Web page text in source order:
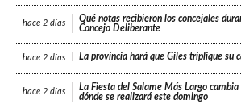
hace 2 días
Qué notas recibieron los concejales
Concejo Deliberante
hace 2 días La provincia hará que Giles triplique su
hace 2 días
La Fiesta del Salame Más Largo
dónde se realizará este domingo